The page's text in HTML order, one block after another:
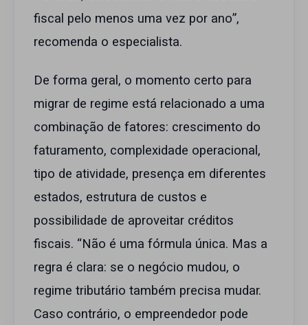
fiscal pelo menos uma vez por ano”,
recomenda o especialista.
De forma geral, o momento certo para
migrar de regime está relacionado a uma
combinação de fatores: crescimento do
faturamento, complexidade operacional,
tipo de atividade, presença em diferentes
estados, estrutura de custos e
possibilidade de aproveitar créditos
fiscais. “Não é uma fórmula única. Mas a
regra é clara: se o negócio mudou, o
regime tributário também precisa mudar.
Caso contrário, o empreendedor pode